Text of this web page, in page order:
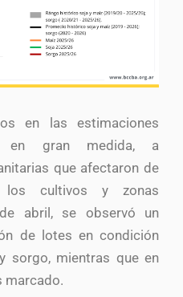
en las estimaciones
en gran medida, a
que afectaron de
los cultivos y zonas
abril, se observó un
de lotes en condición
sorgo, mientras que en
marcado.